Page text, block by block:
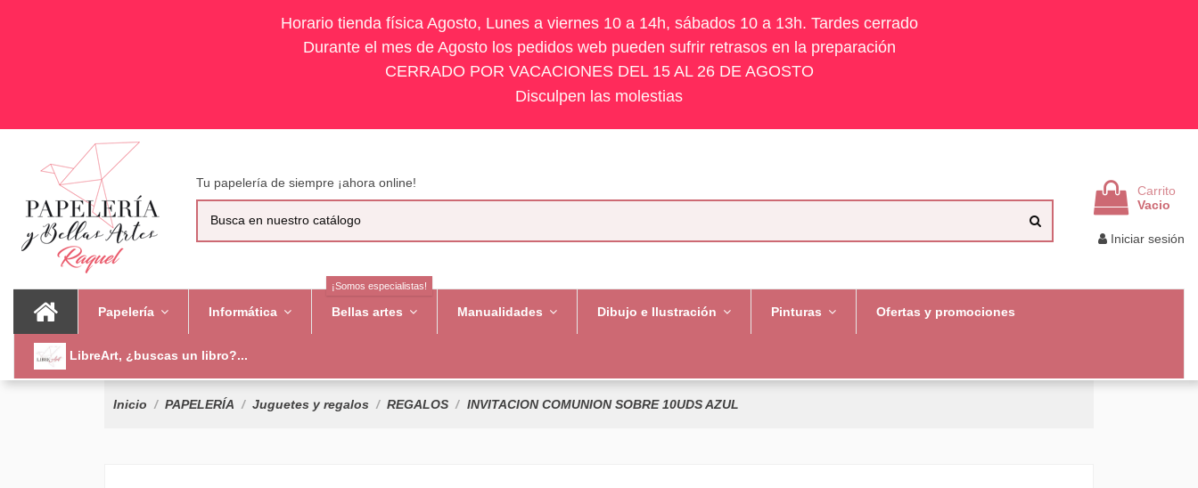
Horario tienda física Agosto, Lunes a viernes 10 a 14h, sábados 10 a 13h. Tardes cerrado
Durante el mes de Agosto los pedidos web pueden sufrir retrasos en la preparación
CERRADO POR VACACIONES DEL 15 AL 26 DE AGOSTO
Disculpen las molestias
Tu papelería de siempre ¡ahora online!
Carrito
Vacio
Iniciar sesión
Papelería Informática Bellas artes
¡Somos especialistas!
Manualidades Dibujo e Ilustración Pinturas Ofertas y promociones
LibreArt, ¿buscas un libro?...
Inicio PAPELERÍA Juguetes y regalos REGALOS INVITACION COMUNION SOBRE 10UDS AZUL